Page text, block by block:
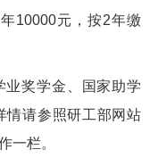
10000元，按2年缴
奖学金、国家助学
情请参照研工部网站
一栏。